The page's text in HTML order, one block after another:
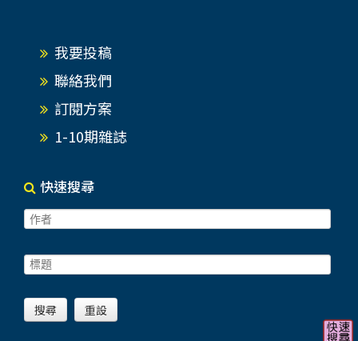
我要投稿
聯絡我們
訂閱方案
1-10期雜誌
快速搜尋